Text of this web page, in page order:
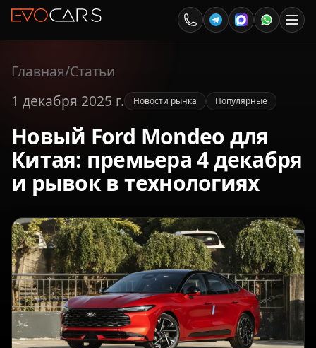
Главная/Статьи
1 декабря 2025 г.
Новости рынка Популярные
Новый Ford Mondeo для
Китая: премьера 4 декабря
и рывок в технологиях